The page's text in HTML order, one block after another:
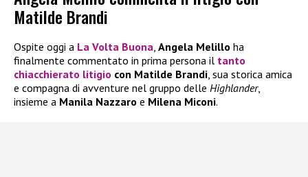
Matilde Brandi
Ospite oggi a La Volta Buona, Angela Melillo ha
finalmente commentato in prima persona il tanto
chiacchierato litigio con Matilde Brandi, sua storica amica
e compagna di avventure nel gruppo delle Highlander,
insieme a Manila Nazzaro e Milena Miconi.